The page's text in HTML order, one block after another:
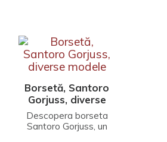
Borsetă, Santoro
Gorjuss, diverse
modele
Descopera borseta
Santoro Gorjuss, un